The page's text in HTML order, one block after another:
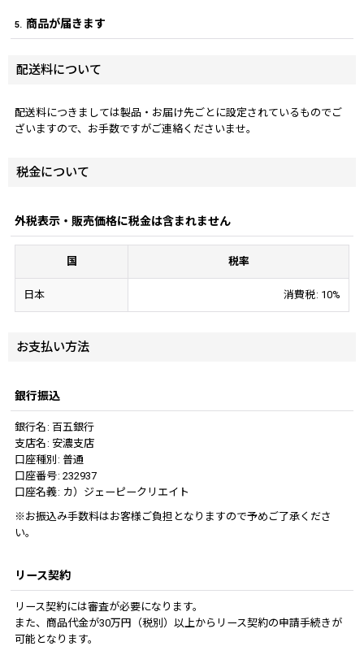
5. 商品が届きます
配送料について
配送料につきましては製品・お届け先ごとに設定されているものでご
ざいますので、お手数ですがご連絡くださいませ。
税金について
外税表示・販売価格に税金は含まれません
国 税率
日本 消費税: 10%
お支払い方法
銀行振込
銀行名 : 百五銀行
支店名 : 安濃支店
口座種別 : 普通
口座番号: 232937
口座名義: カ）ジェーピークリエイト
※お振込み手数料はお客様ご負担となりますので予めご了承くださ
い。
リース契約
リース契約には審査が必要になります。
また、商品代金が30万円（税別）以上からリース契約の申請手続きが
可能となります。